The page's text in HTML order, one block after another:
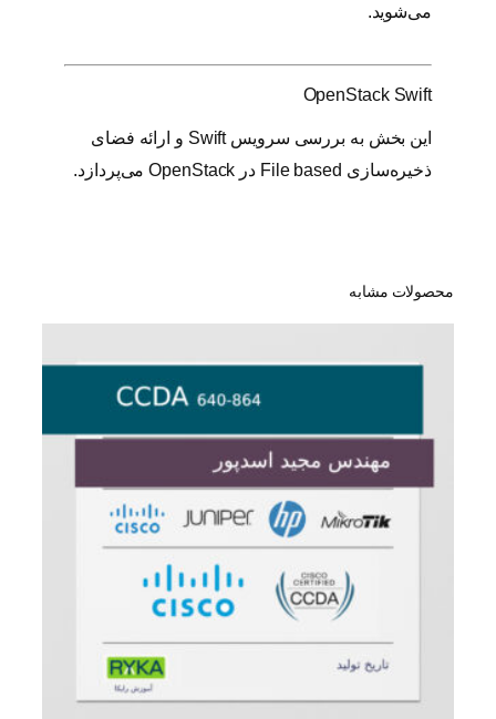
می‌شوید.
OpenStack Swift
این بخش به بررسی سرویس Swift و ارائه فضای
ذخیره‌سازی File based در OpenStack می‌پردازد.
محصولات مشابه